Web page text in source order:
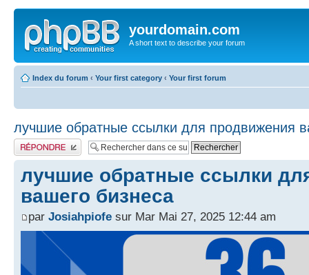
yourdomain.com
A short text to describe your forum
Index du forum ‹ Your first category ‹ Your first forum
лучшие обратные ссылки для продвижения
Publier une réponse
лучшие обратные ссылки
вашего бизнеса
par Josiahpiofe sur Mar Mai 27, 2025 12:44 am